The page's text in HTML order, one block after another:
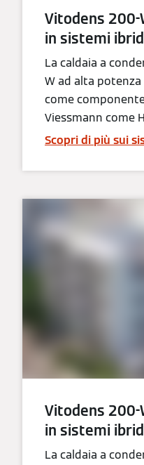
Vitodens 200-
in sistemi
La caldaia a
W ad alta
come
Viessmann come
Scopri di più sui
Vitodens 200-
in sistemi
La caldaia a